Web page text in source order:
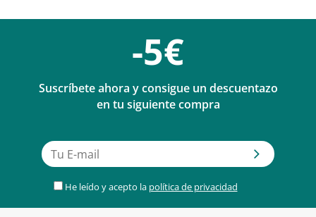
-5€
Suscríbete ahora y consigue un descuentazo
en tu siguiente compra
He leído y acepto la política de privacidad